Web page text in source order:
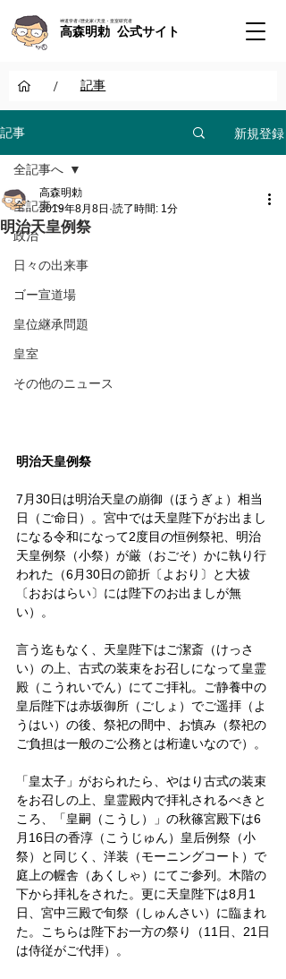
神道学者 / 歴史家 / 天皇・皇室研究者
高森明勅 公式サイト
/ 記事
記事 新規登録
全記事へ
政治
日々の出来事
ゴー宣道場
皇位継承問題
皇室
その他のニュース
全記事へ
明治天皇例祭
高森明勅
2019年8月8日 読了時間: 1分
明治天皇例祭
7月30日は明治天皇の崩御（ほうぎょ）相当
日（ご命日）。宮中では天皇陛下がお出まし
になる令和になって2度目の恒例祭祀、明治
天皇例祭（小祭）が厳（おごそ）かに執り行
われた（6月30日の節折〔よおり〕と大祓
〔おおはらい〕には陛下のお出ましが無
い）。
言う迄もなく、天皇陛下はご潔斎（けっさ
い）の上、古式の装束をお召しになって皇霊
殿（こうれいでん）にてご拝礼。ご静養中の
皇后陛下は赤坂御所（ごしょ）でご遥拝（よ
うはい）の後、祭祀の間中、お慎み（祭祀の
ご負担は一般のご公務とは桁違いなので）。
「皇太子」がおられたら、やはり古式の装束
をお召しの上、皇霊殿内で拝礼されるべきと
ころ、「皇嗣（こうし）」の秋篠宮殿下は6
月16日の香淳（こうじゅん）皇后例祭（小
祭）と同じく、洋装（モーニングコート）で
庭上の幄舎（あくしゃ）にてご参列。木階の
下から拝礼をされた。更に天皇陛下は8月1
日、宮中三殿で旬祭（しゅんさい）に臨まれ
た。こちらは陛下お一方の祭り（11日、21日
は侍従がご代拝）。